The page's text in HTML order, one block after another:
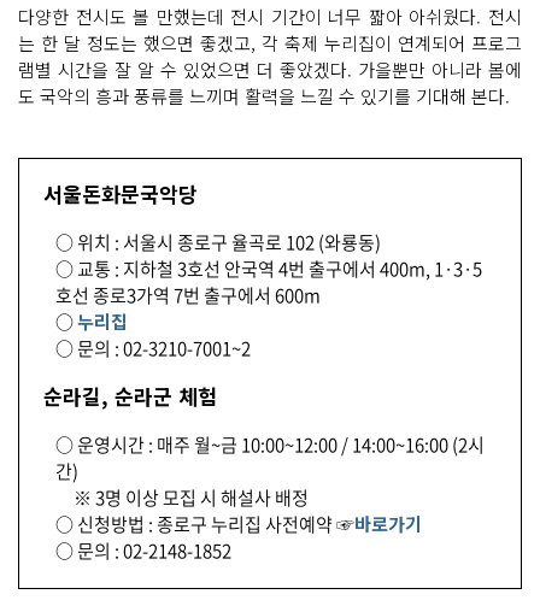
다양한 전시도 볼 만했는데 전시 기간이 너무 짧아 아쉬웠다. 전시
는 한 달 정도는 했으면 좋겠고, 각 축제 누리집이 연계되어 프로그
램별 시간을 잘 알 수 있었으면 더 좋았겠다. 가을뿐만 아니라 봄에
도 국악의 흥과 풍류를 느끼며 활력을 느낄 수 있기를 기대해 본다.
서울돈화문국악당
○ 위치 : 서울시 종로구 율곡로 102 (와룡동)
○ 교통 : 지하철 3호선 안국역 4번 출구에서 400m, 1·3·5
호선 종로3가역 7번 출구에서 600m
○누리집
○ 문의 : 02-3210-7001~2
순라길, 순라군 체험
○ 운영시간 : 매주 월~금 10:00~12:00 / 14:00~16:00 (2시
간)
※ 3명 이상 모집 시 해설사 배정
○ 신청방법 : 종로구 누리집 사전예약 ☞바로가기
○ 문의 : 02-2148-1852